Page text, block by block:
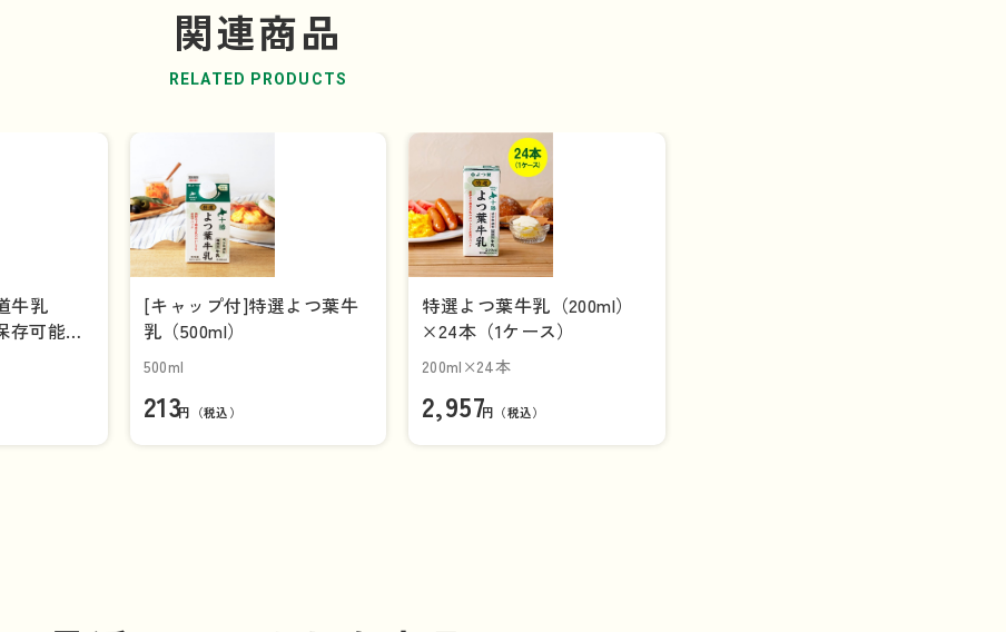
関連商品
RELATED PRODUCTS
牛乳
存可能品]
[キャップ付]特選よつ葉牛
乳（500ml）
500ml
213円（税込）
特選よつ葉牛乳（200ml）
×24本（1ケース）
200ml×24本
2,957円（税込）